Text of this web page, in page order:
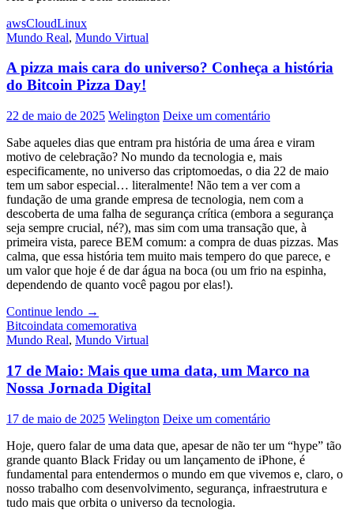
awsCloudLinux
Mundo Real, Mundo Virtual
A pizza mais cara do universo? Conheça a história
do Bitcoin Pizza Day!
22 de maio de 2025 Welington Deixe um comentário
Sabe aqueles dias que entram pra história de uma área e viram
motivo de celebração? No mundo da tecnologia e, mais
especificamente, no universo das criptomoedas, o dia 22 de maio
tem um sabor especial… literalmente! Não tem a ver com a
fundação de uma grande empresa de tecnologia, nem com a
descoberta de uma falha de segurança crítica (embora a segurança
seja sempre crucial, né?), mas sim com uma transação que, à
primeira vista, parece BEM comum: a compra de duas pizzas. Mas
calma, que essa história tem muito mais tempero do que parece, e
um valor que hoje é de dar água na boca (ou um frio na espinha,
dependendo de quanto você pagou por elas!).
Continue lendo A
pizza
mais
do
universo?
Conheça
história
do
Bitcoin
Pizza
Day!
→
Bitcoindata comemorativa
Mundo Real, Mundo Virtual
17 de Maio: Mais que uma data, um Marco na
Nossa Jornada Digital
17 de maio de 2025 Welington Deixe um comentário
Hoje, quero falar de uma data que, apesar de não ter um “hype” tão
grande quanto Black Friday ou um lançamento de iPhone, é
fundamental para entendermos o mundo em que vivemos e, claro, o
nosso trabalho com desenvolvimento, segurança, infraestrutura e
tudo mais que orbita o universo da tecnologia.